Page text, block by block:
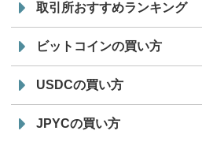
取引所おすすめランキング
ビットコインの買い方
USDCの買い方
JPYCの買い方